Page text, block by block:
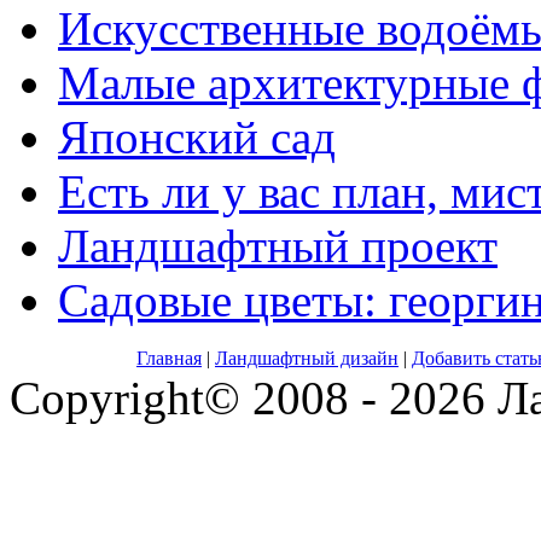
Искусственные
Малые архитектурные
Японский сад
Есть ли у вас план,
Ландшафтный проект
Садовые цветы:
Главная | Ландшафтный дизайн | Добавить
Copyright© 2008 - 2026